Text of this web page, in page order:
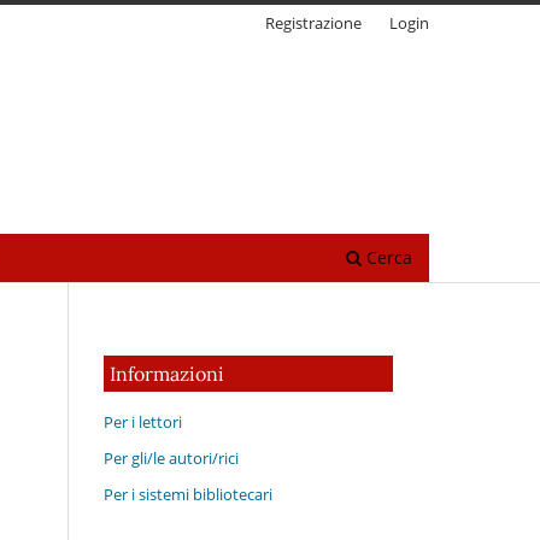
Cerca
Registrazione Login
Informazioni
Per i lettori
Per gli/le autori/rici
Per i sistemi bibliotecari